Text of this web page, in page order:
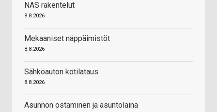
NAS rakentelut
8.8.2026
Mekaaniset näppäimistöt
8.8.2026
Sähköauton kotilataus
8.8.2026
Asunnon ostaminen ja asuntolaina